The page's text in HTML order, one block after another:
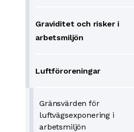
Graviditet och risker i
arbetsmiljön
Luftföroreningar
Gränsvärden för
luftvägsexponering i
arbetsmiljön